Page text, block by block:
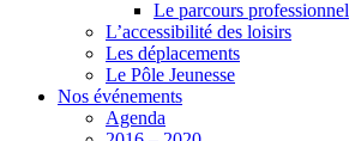
Le parcours professionnel
L’accessibilité des loisirs
Les déplacements
Le Pôle Jeunesse
Nos événements
Agenda